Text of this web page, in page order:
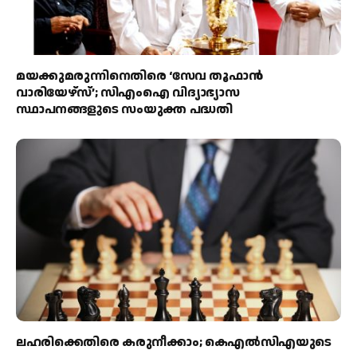
മയക്കുമരുന്നിനെതിരെ ‘സേവ തൂഫാൻ
വാരിയേഴ്‌സ്’; സിഎംഐ വിദ്യാഭ്യാസ
സ്ഥാപനങ്ങളുടെ സംയുക്ത പദ്ധതി
ലഹരിക്കെതിരെ കരുനീക്കാം; കെഎൽസിഎയുടെ